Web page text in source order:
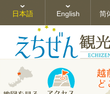
日本語 English 简